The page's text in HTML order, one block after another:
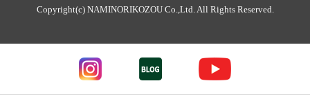
Copyright(c) NAMINORIKOZOU Co.,Ltd. All Rights Reserved.